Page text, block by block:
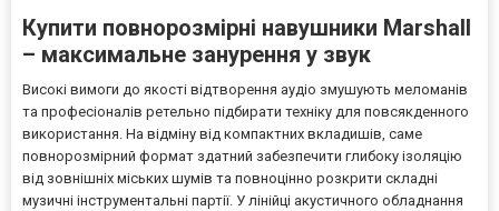
Купити повнорозмірні навушники Marshall
– максимальне занурення у звук
Високі вимоги до якості відтворення аудіо змушують меломанів
та професіоналів ретельно підбирати техніку для повсякденного
використання. На відміну від компактних вкладишів, саме
повнорозмірний формат здатний забезпечити глибоку ізоляцію
від зовнішніх міських шумів та повноцінно розкрити складні
музичні інструментальні партії. У лінійці акустичного обладнання